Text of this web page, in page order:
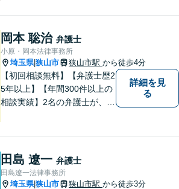
談無料】【分割払い可】【法
テラス利用可】
岡本 聡治 弁護士
小原・岡本法律事務所
埼玉県|狭山市 狭山市駅 から徒歩4分
【初回相談無料】【弁護士歴2
5年以上】【年間300件以上の
相談実績】2名の弁護士が、さ
談ください【相続】税理士や
司法書士などと連携し、複雑
な案件も対応。【狭山市駅4
詳細を見
る
田島 遼一 弁護士
田島遼一法律事務所
埼玉県|狭山市 狭山市駅 から徒歩3分